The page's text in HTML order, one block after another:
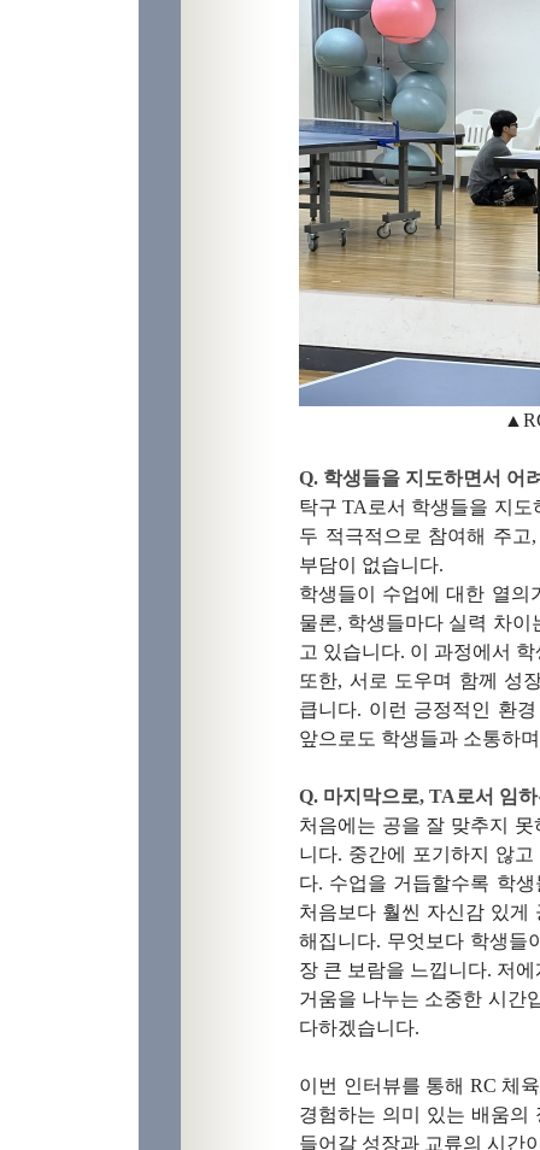
Q. 학생들을 지도하면서 어
탁구 TA로서 학생들을 지
두 적극적으로 참여해 주
부담이 없습니다.
학생들이 수업에 대한 열의
물론, 학생들마다 실력 차
고 있습니다. 이 과정에서
또한, 서로 도우며 함께 성
큽니다. 이런 긍정적인 환
앞으로도 학생들과 소통하
Q. 마지막으로, TA로서 임
처음에는 공을 잘 맞추지
니다. 중간에 포기하지 않
다. 수업을 거듭할수록 학
처음보다 훨씬 자신감 있게
해집니다. 무엇보다 학생들
장 큰 보람을 느낍니다. 저
거움을 나누는 소중한 시간
다하겠습니다.
이번 인터뷰를 통해 RC 체
경험하는 의미 있는 배움의
들어갈 성장과 교류의 시간